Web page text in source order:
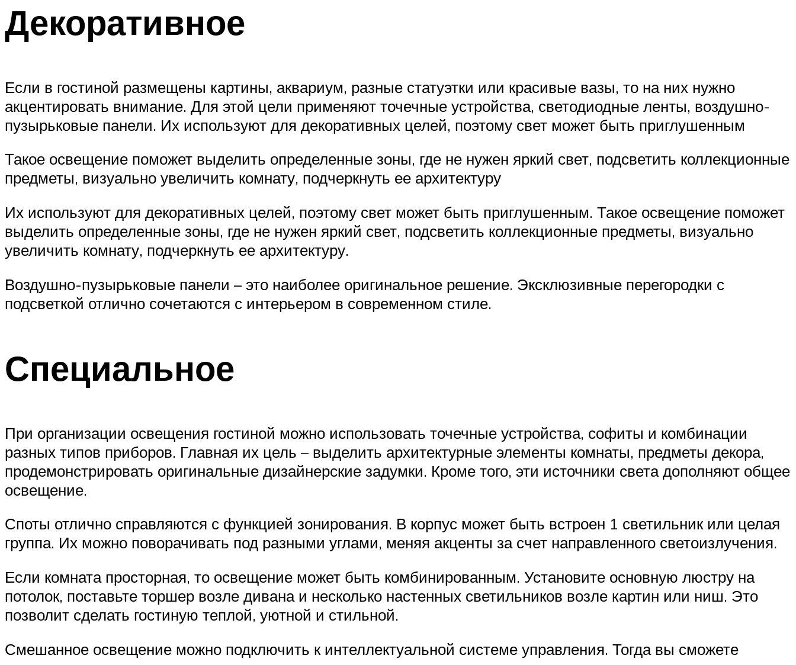
Декоративное
Если в гостиной размещены картины, аквариум, разные статуэтки или красивые вазы, то на них нужно
акцентировать внимание. Для этой цели применяют точечные устройства, светодиодные ленты, воздушно-
пузырьковые панели. Их используют для декоративных целей, поэтому свет может быть приглушенным
Такое освещение поможет выделить определенные зоны, где не нужен яркий свет, подсветить коллекционные
предметы, визуально увеличить комнату, подчеркнуть ее архитектуру
Их используют для декоративных целей, поэтому свет может быть приглушенным. Такое освещение поможет
выделить определенные зоны, где не нужен яркий свет, подсветить коллекционные предметы, визуально
увеличить комнату, подчеркнуть ее архитектуру.
Воздушно-пузырьковые панели – это наиболее оригинальное решение. Эксклюзивные перегородки с
подсветкой отлично сочетаются с интерьером в современном стиле.
Специальное
При организации освещения гостиной можно использовать точечные устройства, софиты и комбинации
разных типов приборов. Главная их цель – выделить архитектурные элементы комнаты, предметы декора,
продемонстрировать оригинальные дизайнерские задумки. Кроме того, эти источники света дополняют общее
освещение.
Споты отлично справляются с функцией зонирования. В корпус может быть встроен 1 светильник или целая
группа. Их можно поворачивать под разными углами, меняя акценты за счет направленного светоизлучения.
Если комната просторная, то освещение может быть комбинированным. Установите основную люстру на
потолок, поставьте торшер возле дивана и несколько настенных светильников возле картин или ниш. Это
позволит сделать гостиную теплой, уютной и стильной.
Смешанное освещение можно подключить к интеллектуальной системе управления. Тогда вы сможете